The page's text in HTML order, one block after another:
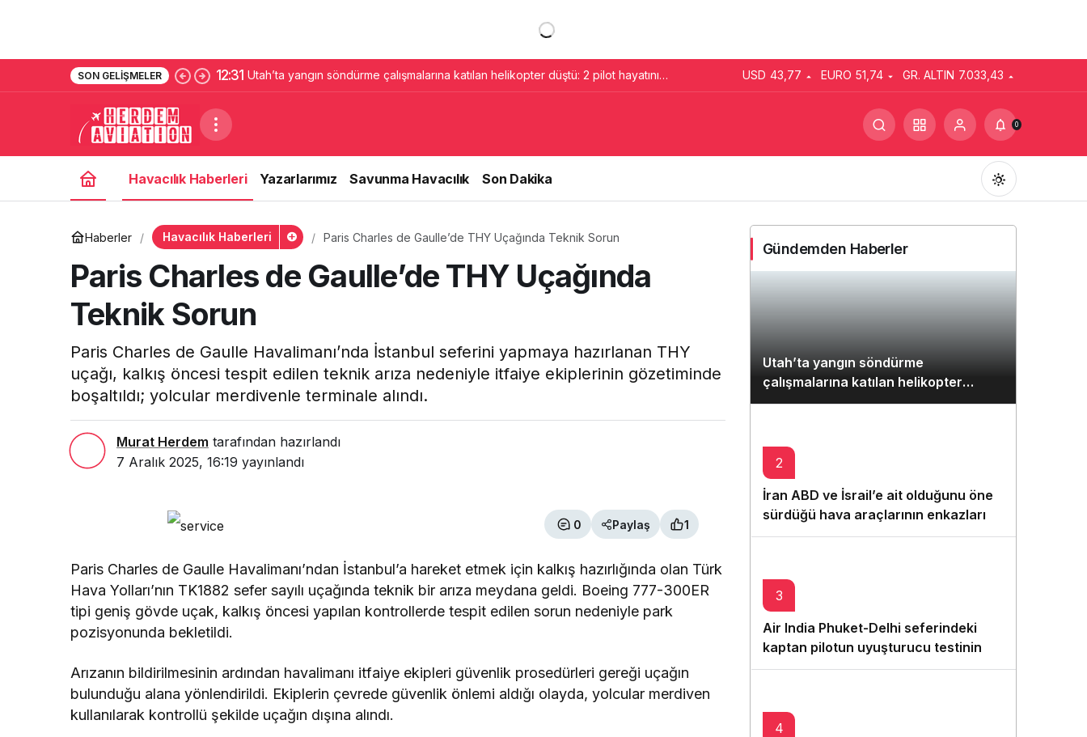
SON GELIŞMELER 12:31 Utah’ta yangın söndürme çalışmalarına katılan helikopter düştü: 2 pilot hayatını USD 43,77 EURO 51,74 GR. ALTIN 7.033,43
0
Havacılık Haberleri Yazarlarımız Savunma Havacılık Son Dakika
Gece Modu
Gece modunu seçin.
Haberler Havacılık Haberleri Paris Charles de Gaulle’de THY Uçağında Teknik Sorun
Paris Charles de Gaulle’de THY Uçağında
Teknik Sorun
Paris Charles de Gaulle Havalimanı’nda İstanbul seferini yapmaya hazırlanan THY
uçağı, kalkış öncesi tespit edilen teknik arıza nedeniyle itfaiye ekiplerinin gözetiminde
boşaltıldı; yolcular merdivenle terminale alındı.
Murat Herdem tarafından hazırlandı
7 Aralık 2025, 16:19 yayınlandı
0 Paylaş 1
Paris Charles de Gaulle Havalimanı’ndan İstanbul’a hareket etmek için kalkış hazırlığında olan Türk
Hava Yolları’nın TK1882 sefer sayılı uçağında teknik bir arıza meydana geldi. Boeing 777-300ER
tipi geniş gövde uçak, kalkış öncesi yapılan kontrollerde tespit edilen sorun nedeniyle park
pozisyonunda bekletildi.
Arızanın bildirilmesinin ardından havalimanı itfaiye ekipleri güvenlik prosedürleri gereği uçağın
bulunduğu alana yönlendirildi. Ekiplerin çevrede güvenlik önlemi aldığı olayda, yolcular merdiven
kullanılarak kontrollü şekilde uçağın dışına alındı.
Gündemden Haberler
Utah’ta yangın söndürme
çalışmalarına katılan helikopter
düştü: 2 pilot hayatını kaybetti
2
İran ABD ve İsrail’e ait olduğunu öne
sürdüğü hava araçlarının enkazlarını
sergiledi
3
Air India Phuket-Delhi seferindeki
kaptan pilotun uyuşturucu testinin
pozitif çıktığı iddia edildi
4